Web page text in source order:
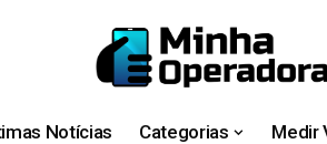
Notícias Categorias Medir